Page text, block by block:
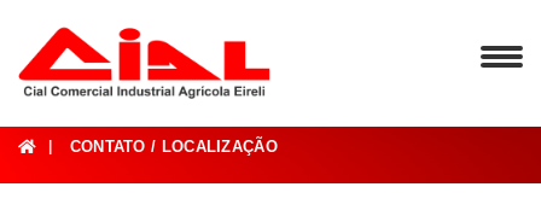
CONTATO / LOCALIZAÇÃO